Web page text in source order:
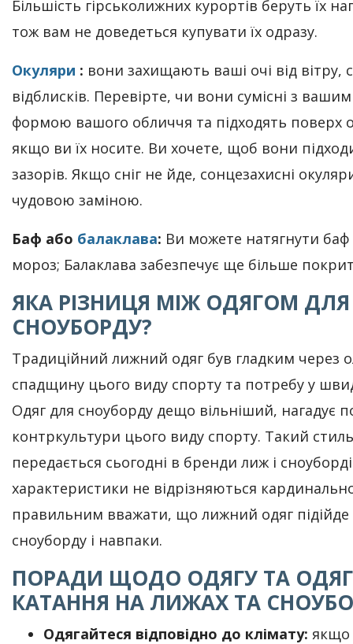
Більшість гірськолижних курортів беруть їх
тож вам не доведеться купувати їх одразу.
Окуляри : вони захищають ваші очі від вітру,
відблисків. Перевірте, чи вони сумісні з
формою вашого обличчя та підходять поверх
якщо ви їх носите. Ви хочете, щоб вони
зазорів. Якщо сніг не йде, сонцезахисні
чудовою заміною.
Баф або балаклава: Ви можете натягнути баф
мороз; Балаклава забезпечує ще більше
ЯКА РІЗНИЦЯ МІЖ ОДЯГОМ
СНОУБОРДУ?
Традиційний лижний одяг був гладким через
спадщину цього виду спорту та потребу у
Одяг для сноуборду дещо вільніший, нагадує
контркультури цього виду спорту. Такий стиль
передається сьогодні в бренди лиж і
характеристики не відрізняються
правильним вважати, що лижний одяг підійде
сноуборду і навпаки.
ПОРАДИ ЩОДО ОДЯГУ ТА
КАТАННЯ НА ЛИЖАХ ТА
Одягайтеся відповідно до клімату: якщо